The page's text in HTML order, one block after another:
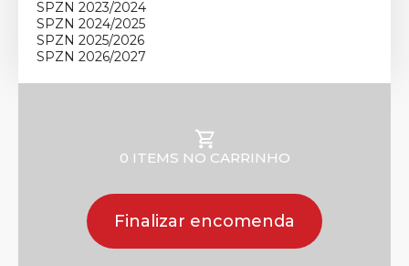
SPZN 2023/2024
SPZN 2024/2025
SPZN 2025/2026
SPZN 2026/2027
0 ITEMS NO CARRINHO
Finalizar encomenda